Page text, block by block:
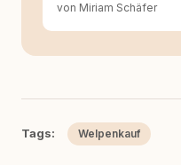
von Miriam Schäfer
Tags: Welpenkauf